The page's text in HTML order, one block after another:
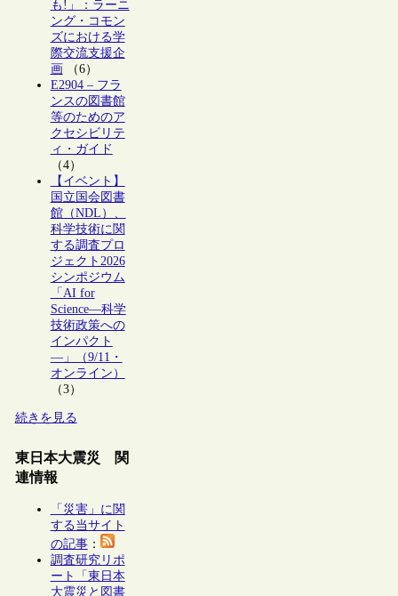
も!」：ラーニ
ング・コモン
ズにおける学
際交流支援企
画（6）
E2904 – フラ
ンスの図書館
等のためのア
クセシビリテ
ィ・ガイド
（4）
【イベント】
国立国会図書
館（NDL）、
科学技術に関
する調査プロ
ジェクト2026
シンポジウム
「AI for
Science―科学
技術政策への
インパクト
―」（9/11・
オンライン）
（3）
続きを見る
東日本大震災 関
連情報
「災害」に関
する当サイト
の記事：
調査研究リポ
ート「東日本
大震災と図書